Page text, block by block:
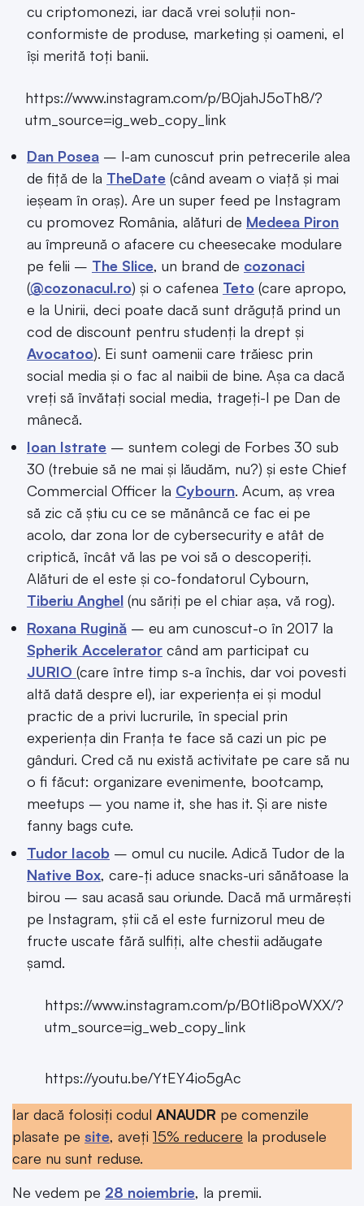
cu criptomonezi, iar dacă vrei soluții non-
conformiste de produse, marketing și oameni, el
își merită toți banii.
https://www.instagram.com/p/B0jahJ5oTh8/?
utm_source=ig_web_copy_link
Dan Posea – l-am cunoscut prin petrecerile alea
de fiță de la TheDate (când aveam o viață și mai
ieșeam în oraș). Are un super feed pe Instagram
cu promovez România, alături de Medeea Piron
au împreună o afacere cu cheesecake modulare
pe felii – The Slice, un brand de cozonaci
(@cozonacul.ro) și o cafenea Teto (care apropo,
e la Unirii, deci poate dacă sunt drăguță prind un
cod de discount pentru studenți la drept și
Avocatoo). Ei sunt oamenii care trăiesc prin
social media și o fac al naibii de bine. Așa ca dacă
vreți să învătați social media, trageți-l pe Dan de
mânecă.
Ioan Istrate – suntem colegi de Forbes 30 sub
30 (trebuie să ne mai și lăudăm, nu?) și este Chief
Commercial Officer la Cybourn. Acum, aș vrea
să zic că știu cu ce se mănâncă ce fac ei pe
acolo, dar zona lor de cybersecurity e atât de
criptică, încât vă las pe voi să o descoperiți.
Alături de el este și co-fondatorul Cybourn,
Tiberiu Anghel (nu săriți pe el chiar așa, vă rog).
Roxana Rugină – eu am cunoscut-o în 2017 la
Spherik Accelerator când am participat cu
JURIO (care între timp s-a închis, dar voi povesti
altă dată despre el), iar experiența ei și modul
practic de a privi lucrurile, în special prin
experiența din Franța te face să cazi un pic pe
gânduri. Cred că nu există activitate pe care să nu
o fi făcut: organizare evenimente, bootcamp,
meetups – you name it, she has it. Și are niste
fanny bags cute.
Tudor Iacob – omul cu nucile. Adică Tudor de la
Native Box, care-ți aduce snacks-uri sănătoase la
birou – sau acasă sau oriunde. Dacă mă urmărești
pe Instagram, știi că el este furnizorul meu de
fructe uscate fără sulfiți, alte chestii adăugate
șamd.
https://www.instagram.com/p/B0tIi8poWXX/?
utm_source=ig_web_copy_link
https://youtu.be/YtEY4io5gAc
Iar dacă folosiți codul ANAUDR pe comenzile
plasate pe site, aveți 15% reducere la produsele
care nu sunt reduse.
Ne vedem pe 28 noiembrie, la premii.